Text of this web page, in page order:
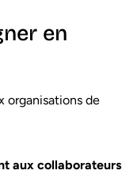
en
organisations de
aux collaborateurs